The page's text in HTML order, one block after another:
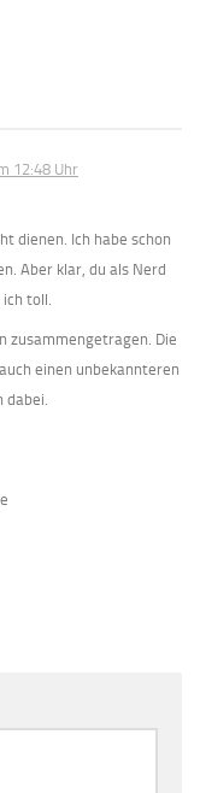
12:48 Uhr
dienen. Ich habe schon
Aber klar, du als Nerd
toll.
zusammengetragen. Die
einen unbekannteren
dabei.